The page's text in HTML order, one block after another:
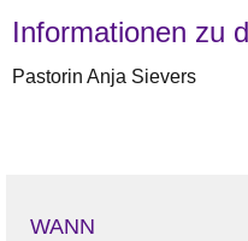
Informationen zu
Pastorin Anja Sievers
WANN